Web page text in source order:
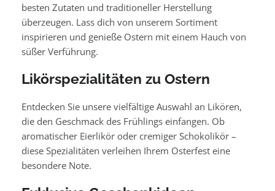
besten Zutaten und traditioneller Herstellung
überzeugen. Lass dich von unserem Sortiment
inspirieren und genieße Ostern mit einem Hauch von
süßer Verführung.
Likörspezialitäten zu Ostern
Entdecken Sie unsere vielfältige Auswahl an Likören,
die den Geschmack des Frühlings einfangen. Ob
aromatischer Eierlikör oder cremiger Schokolikör –
diese Spezialitäten verleihen Ihrem Osterfest eine
besondere Note.